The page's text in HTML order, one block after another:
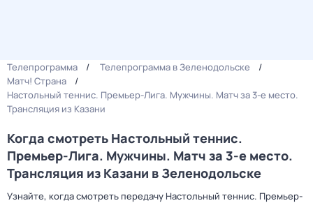
Телепрограмма
Телепрограмма в Зеленодольске
Матч! Страна
Настольный теннис. Премьер-Лига. Мужчины. Матч за 3-е место.
Трансляция из Казани
Когда смотреть Настольный теннис.
Премьер-Лига. Мужчины. Матч за 3-е место.
Трансляция из Казани в Зеленодольске
Узнайте, когда смотреть передачу Настольный теннис. Премьер-